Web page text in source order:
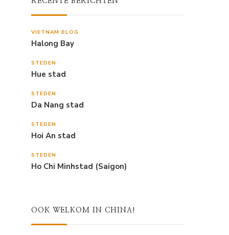
VIETNAM BLOG
Halong Bay
STEDEN
Hue stad
STEDEN
Da Nang stad
STEDEN
Hoi An stad
STEDEN
Ho Chi Minhstad (Saigon)
OOK WELKOM IN CHINA!